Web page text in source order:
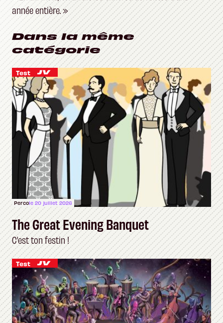
année entière. »
Dans la même
catégorie
Test
Percole 20 juillet 2026
The Great Evening Banquet
C’est ton festin !
Test